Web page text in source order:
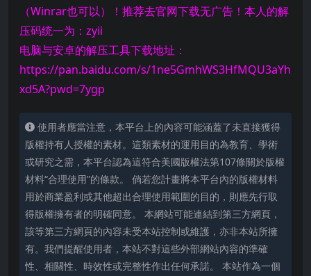
（Winrar也可以）！推荐去官网下载无广告！本人的解
压码统一为：zyii
电脑与安卓的解压工具下载地址：
https://pan.baidu.com/s/1ne5GmhWS3HfMQU3aYh
xd5A?pwd=7ygp
使用者應當注意，本平台上的內容可能涵蓋了未直接獲得
版權持有人授權的素材。這類素材的運用目的為教育、學術
或研究之需，本平台認為這符合美國版權法第107條關於版權
材料“合理使用”的條款。 倘若您計畫將本平台內的版權材料
用於商業盈利或其他超出合理使用範圍的目的，則應先行取
得版權擁有者的明確同意。 本網站可能連結到第三方網頁，
該等第三方網頁的內容未受本站控制或維護，亦非本站所擁
有。我們提醒使用者，本站不對這些外部網站內容的準確
性、相關性、時效性或完整性作出任何承諾。 本站作為一個